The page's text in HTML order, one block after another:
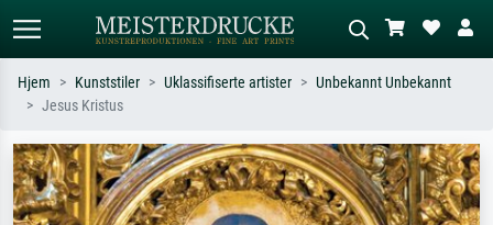
Søk etter kunstner, tittel eller stil – for
eksempel Monet, Stjernenatt,
impresjonisme, Hokusai-bølgen, akt.
Beskriv scenen – for eksempel grønn
eng, abstrakt med mye rødt, mørkt
oljemaleri, stående akt ved et tre.
Hjem Kunststiler Uklassifiserte artister
Unbekannt Unbekannt
Jesus Kristus